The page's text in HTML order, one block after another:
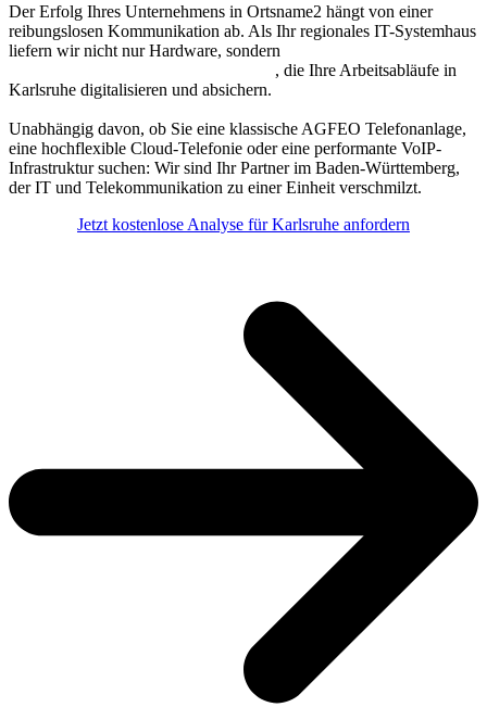
Der Erfolg Ihres Unternehmens in Ortsname2 hängt von einer
reibungslosen Kommunikation ab. Als Ihr regionales IT-Systemhaus
liefern wir nicht nur Hardware, sondern
, die Ihre Arbeitsabläufe in
Karlsruhe digitalisieren und absichern.
Unabhängig davon, ob Sie eine klassische AGFEO Telefonanlage,
eine hochflexible Cloud-Telefonie oder eine performante VoIP-
Infrastruktur suchen: Wir sind Ihr Partner im Baden-Württemberg,
der IT und Telekommunikation zu einer Einheit verschmilzt.
Jetzt kostenlose Analyse für Karlsruhe anfordern